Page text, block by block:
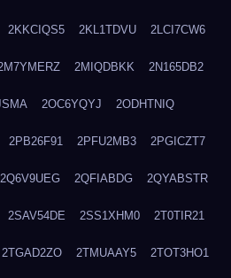
2KKCIQS5 2KL1TDVU 2LCI7CW6
2MIQDBKK 2N165DB2
2OC6YQYJ 2ODHTNIQ
2PB26F91 2PFU2MB3 2PGICZT7
2Q6V9UEG 2QFIABDG 2QYABSTR
2SAV54DE 2SS1XHM0 2T0TIR21
2TGAD2ZO 2TMUAAY5 2TOT3HO1